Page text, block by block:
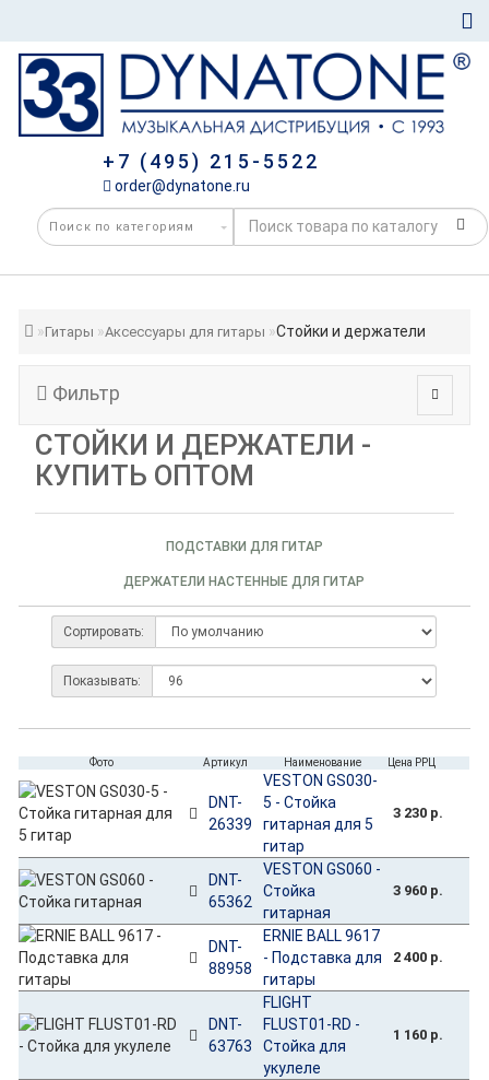
+7 (495) 215-5522
order@dynatone.ru
Гитары Аксессуары для гитары Стойки и держатели
Фильтр
СТОЙКИ И ДЕРЖАТЕЛИ -
КУПИТЬ ОПТОМ
ПОДСТАВКИ ДЛЯ ГИТАР
ДЕРЖАТЕЛИ НАСТЕННЫЕ ДЛЯ ГИТАР
Сортировать:
Показывать:
Фото Артикул Наименование Цена РРЦ
DNT-
26339
VESTON GS030-
5 - Стойка
гитарная для 5
гитар
3 230 р.
DNT-
65362
VESTON GS060 -
Стойка
гитарная
3 960 р.
DNT-
88958
ERNIE BALL 9617
- Подставка для
гитары
2 400 р.
DNT-
63763
FLIGHT
FLUST01-RD -
Стойка для
укулеле
1 160 р.